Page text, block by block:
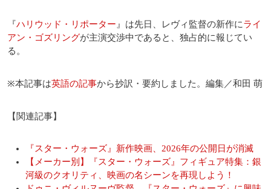
『ハリウッド・リポーター 』は先日、レヴィ監督の新作にライ
アン・ゴズリングが主演交渉中であると、独占的に報じてい
る。
※本記事は英語の記事から抄訳・要約しました。編集／和田 萌
【関連記事】
『スター・ウォーズ』新作映画、2026年の公開日が消滅
【メーカー別】『スター・ウォーズ』フィギュア特集：銀
河級のクオリティ、映画の名シーンを再現しよう！